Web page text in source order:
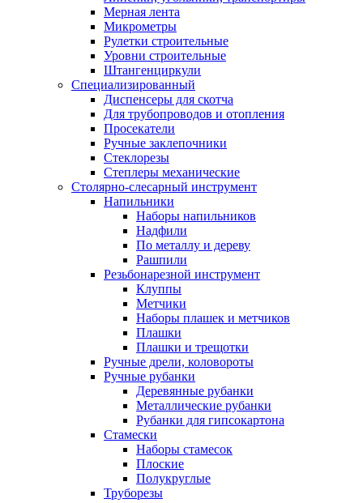
Мерная лента
Микрометры
Рулетки строительные
Уровни строительные
Штангенциркули
Специализированный
Диспенсеры для скотча
Для трубопроводов и отопления
Просекатели
Ручные заклепочники
Стеклорезы
Степлеры механические
Столярно-слесарный инструмент
Напильники
Наборы напильников
Надфили
По металлу и дереву
Рашпили
Резьбонарезной инструмент
Клуппы
Метчики
Наборы плашек и метчиков
Плашки
Плашки и трещотки
Ручные дрели, коловороты
Ручные рубанки
Деревянные рубанки
Металлические рубанки
Рубанки для гипсокартона
Стамески
Наборы стамесок
Плоские
Полукруглые
Труборезы